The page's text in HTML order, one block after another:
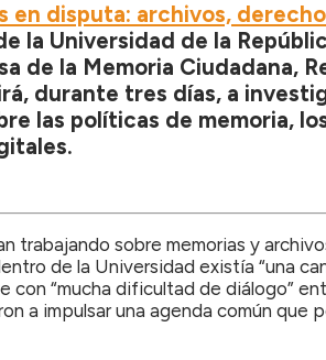
en disputa: archivos,
la Universidad de la
de la Memoria Ciudadana,
durante tres días, a
las políticas de memoria,
trabajando sobre memorias y
de la Universidad existía “una
“mucha dificultad de diálogo”
a impulsar una agenda común que